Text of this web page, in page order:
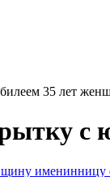
35 лет
с
именинницу